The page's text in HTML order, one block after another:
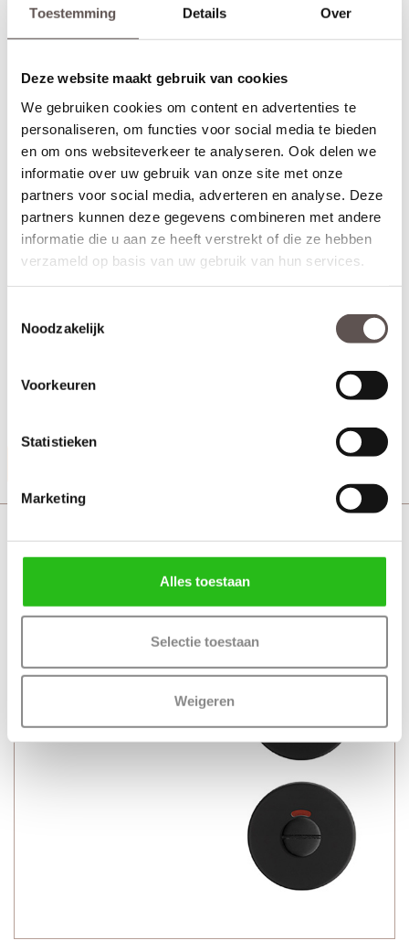
Toestemming Details Over
Deze website maakt gebruik van cookies
We gebruiken cookies om content en advertenties te
personaliseren, om functies voor social media te bieden
en om ons websiteverkeer te analyseren. Ook delen we
informatie over uw gebruik van onze site met onze
partners voor social media, adverteren en analyse. Deze
partners kunnen deze gegevens combineren met andere
informatie die u aan ze heeft verstrekt of die ze hebben
verzameld op basis van uw gebruik van hun services.
Noodzakelijk
Voorkeuren
Statistieken
Marketing
Alles toestaan
Selectie toestaan
Weigeren
Inhoud van de set
+ Deurkruk met veersysteem (twee zijden)
+ Zwart gepoedercoat aluminium
+ Universele bouten en montagemateriaal voor een snelle